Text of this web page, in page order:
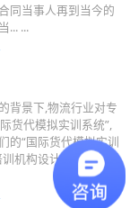
同当事人再到当今的
... ...
背景下,物流行业对专
货代模拟实训系统”,
的“国际货代模拟实训
机构设计。该系统通